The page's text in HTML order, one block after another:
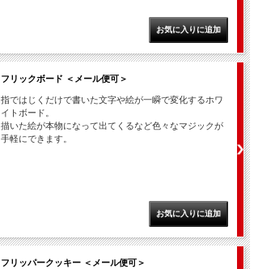
フリックボード ＜メール便可＞
指ではじくだけで書いた文字や絵が一瞬で変化するホワ
イトボード。
描いた絵が本物になって出てくるなど色々なマジックが
手軽にできます。
フリッパークッキー ＜メール便可＞